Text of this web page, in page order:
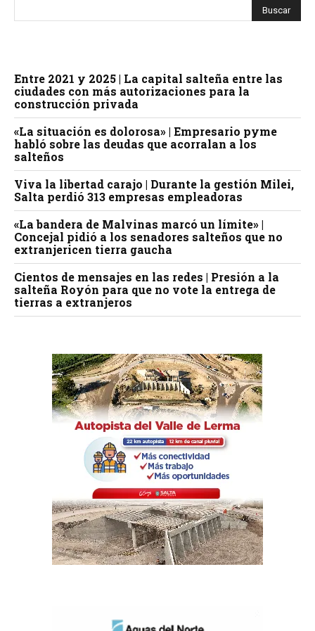
Entre 2021 y 2025 | La capital salteña entre las
ciudades con más autorizaciones para la
construcción privada
«La situación es dolorosa» | Empresario pyme
habló sobre las deudas que acorralan a los
salteños
Viva la libertad carajo | Durante la gestión Milei,
Salta perdió 313 empresas empleadoras
«La bandera de Malvinas marcó un límite» |
Concejal pidió a los senadores salteños que no
extranjericen tierra gaucha
Cientos de mensajes en las redes | Presión a la
salteña Royón para que no vote la entrega de
tierras a extranjeros